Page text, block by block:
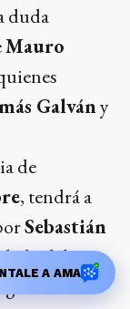
duda
Mauro
Galvány
de
, tendrá a
Sebastián
lado del
al duelo
A AMA